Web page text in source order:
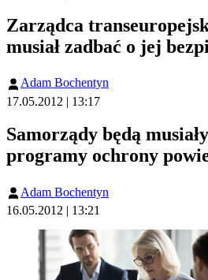
Zarządca
musiał zadbać o jej
Adam Bochentyn
17.05.2012 | 13:17
Samorządy będą
programy ochrony
Adam Bochentyn
16.05.2012 | 13:21